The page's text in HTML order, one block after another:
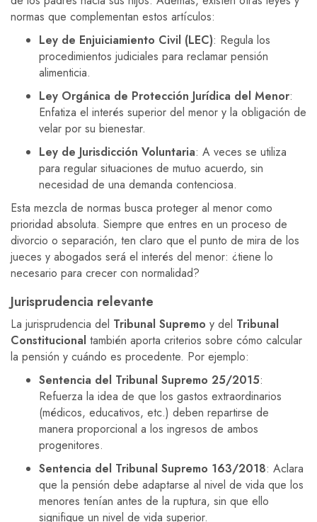
normas que complementan estos artículos:
Ley de Enjuiciamiento Civil (LEC): Regula los
procedimientos judiciales para reclamar pensión
alimenticia.
Ley Orgánica de Protección Jurídica del Menor:
Enfatiza el interés superior del menor y la obligación de
velar por su bienestar.
Ley de Jurisdicción Voluntaria: A veces se utiliza
para regular situaciones de mutuo acuerdo, sin
necesidad de una demanda contenciosa.
Esta mezcla de normas busca proteger al menor como
prioridad absoluta. Siempre que entres en un proceso de
divorcio o separación, ten claro que el punto de mira de los
jueces y abogados será el interés del menor: ¿tiene lo
necesario para crecer con normalidad?
Jurisprudencia relevante
La jurisprudencia del Tribunal Supremo y del Tribunal
Constitucional también aporta criterios sobre cómo calcular
la pensión y cuándo es procedente. Por ejemplo:
Sentencia del Tribunal Supremo 25/2015:
Refuerza la idea de que los gastos extraordinarios
(médicos, educativos, etc.) deben repartirse de
manera proporcional a los ingresos de ambos
progenitores.
Sentencia del Tribunal Supremo 163/2018: Aclara
que la pensión debe adaptarse al nivel de vida que los
menores tenían antes de la ruptura, sin que ello
signifique un nivel de vida superior.